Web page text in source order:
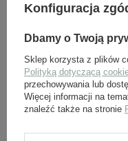
manierki M31
Konfiguracja
Dbamy o Twoją
Sklep korzysta z plików
Polityką dotyczącą
przechowywania lub
Więcej informacji na
znaleźć także na stronie